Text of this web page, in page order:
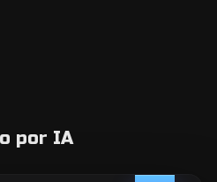
por IA